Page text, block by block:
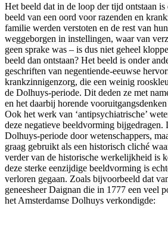
Het beeld dat in de loop der tijd ontstaan
beeld van een oord voor razenden en
familie werden verstoten en de rest van
weggeborgen in instellingen, waar van
geen sprake was – is dus niet geheel
beeld dan ontstaan? Het beeld is onder
geschriften van negentiende-eeuwse
krankzinnigenzorg, die een weinig
de Dolhuys-periode. Dit deden ze met
en het daarbij horende
Ook het werk van ‘antipsychiatrische’
deze negatieve beeldvorming bijgedragen.
Dolhuys-periode door wetenschappers,
graag gebruikt als een historisch cliché
verder van de historische werkelijkheid is
deze sterke eenzijdige beeldvorming is
verloren gegaan. Zoals bijvoorbeeld dat
geneesheer Daignan die in 1777 een veel
het Amsterdamse Dolhuys verkondigde: